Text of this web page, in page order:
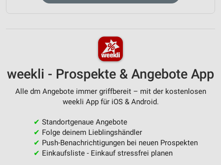
weekli - Prospekte & Angebote App
Alle dm Angebote immer griffbereit – mit der kostenlosen
weekli App für iOS & Android.
✔ Standortgenaue Angebote
✔ Folge deinem Lieblingshändler
✔ Push-Benachrichtigungen bei neuen Prospekten
✔ Einkaufsliste - Einkauf stressfrei planen